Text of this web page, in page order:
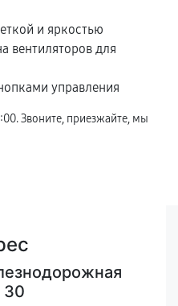
и яркостью
вентиляторов для
управления
Звоните, приезжайте, мы
30